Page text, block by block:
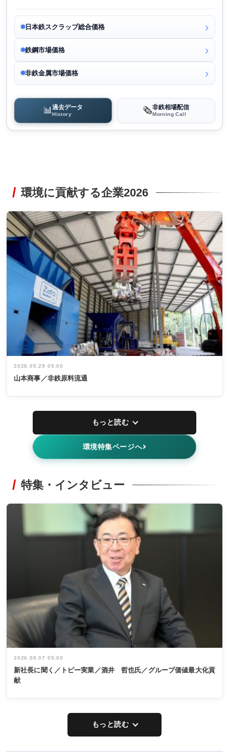
日本鉄スクラップ総合価格
鉄鋼市場価格
非鉄金属市場価格
📊過去データ
History 🗞️非鉄相場配信
Morning Call
環境に貢献する企業2026
2026.05.29 05:00
山本商事／非鉄原料流通
もっと読む
環境特集ページへ
特集・インタビュー
2026.08.07 05:00
新社長に聞く／トピー実業／酒井 哲也氏／グループ価値最大化貢
献
もっと読む